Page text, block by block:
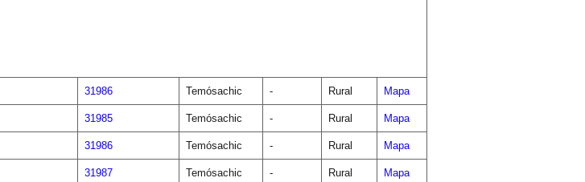
31986 Temósachic - Rural Mapa
31985 Temósachic - Rural Mapa
31986 Temósachic - Rural Mapa
31987 Temósachic - Rural Mapa